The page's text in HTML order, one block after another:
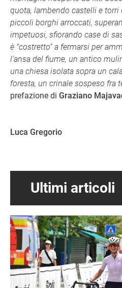
quota, lambendo castelli e torri
piccoli borghi arroccati,
impetuosi, sfiorando case di
è "costretto" a fermarsi per
l'ansa del fiume, un antico
una chiesa isolata sopra un
foresta, un crinale sospeso fra
prefazione di Graziano
Luca Gregorio
Ultimi articoli
Immagine